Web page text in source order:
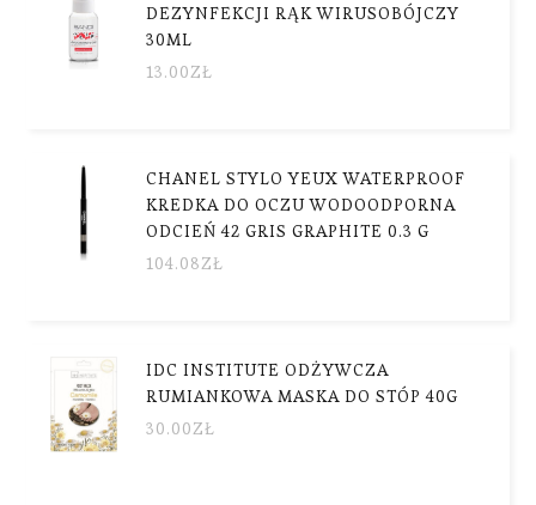
DEZYNFEKCJI RĄK WIRUSOBÓJCZY
30ML
13.00ZŁ
CHANEL STYLO YEUX WATERPROOF
KREDKA DO OCZU WODOODPORNA
ODCIEŃ 42 GRIS GRAPHITE 0.3 G
104.08ZŁ
IDC INSTITUTE ODŻYWCZA
RUMIANKOWA MASKA DO STÓP 40G
30.00ZŁ